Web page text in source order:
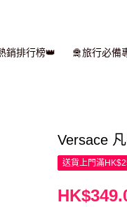
銷排行榜👑 🛅旅行必備
Versace
送貨上門滿